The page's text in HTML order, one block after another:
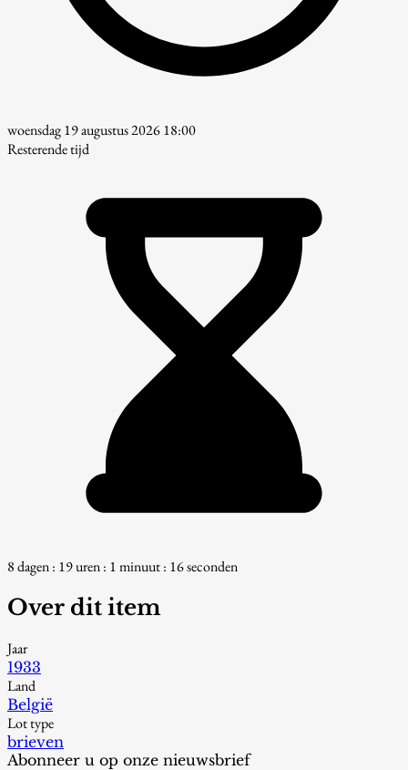
woensdag 19 augustus 2026 18:00
Resterende tijd
8 dagen : 19 uren : 1 minuut : 15 seconden
Over dit item
Jaar
1933
Land
België
Lot type
brieven
Abonneer u op onze nieuwsbrief